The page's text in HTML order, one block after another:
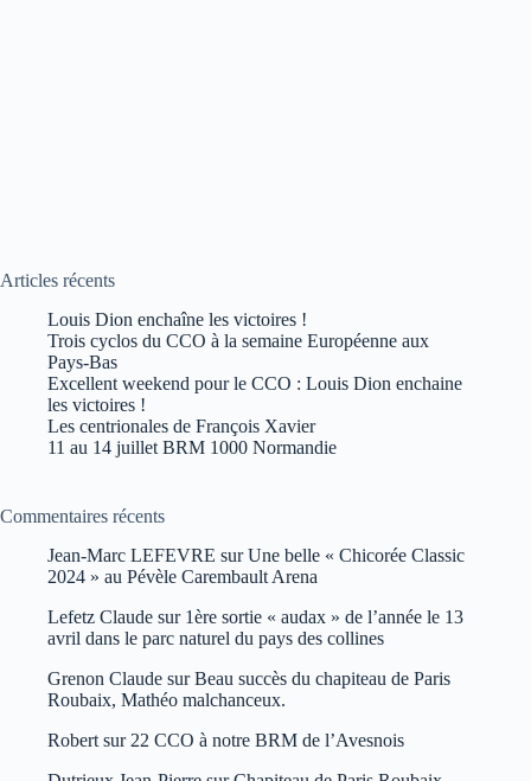
Articles récents
Louis Dion enchaîne les victoires !
Trois cyclos du CCO à la semaine Européenne aux
Pays-Bas
Excellent weekend pour le CCO : Louis Dion enchaine
les victoires !
Les centrionales de François Xavier
11 au 14 juillet BRM 1000 Normandie
Commentaires récents
Jean-Marc LEFEVRE surUne belle « Chicorée Classic
2024 » au Pévèle Carembault Arena
Lefetz Claude sur 1ère sortie « audax » de l’année le 13
avril dans le parc naturel du pays des collines
Grenon Claude surBeau succès du chapiteau de Paris
Roubaix, Mathéo malchanceux.
Robert sur 22 CCO à notre BRM de l’Avesnois